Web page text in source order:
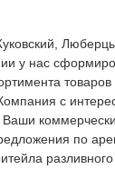
у нас
товаров
с
Ваши
по